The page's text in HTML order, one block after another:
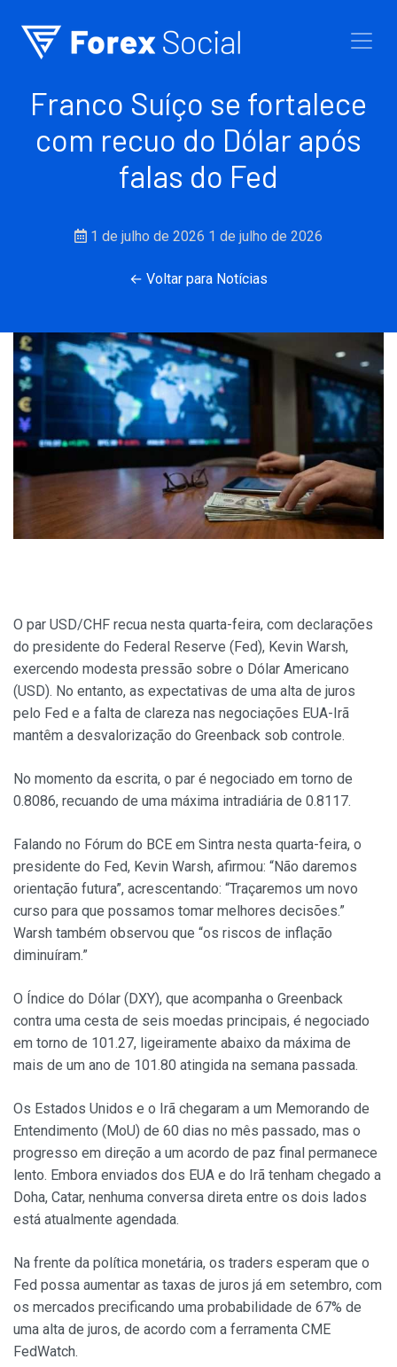
Franco Suíço se fortalece
com recuo do Dólar após
falas do Fed
1 de julho de 2026 1 de julho de 2026
← Voltar para Notícias
O par USD/CHF recua nesta quarta-feira, com declarações
do presidente do Federal Reserve (Fed), Kevin Warsh,
exercendo modesta pressão sobre o Dólar Americano
(USD). No entanto, as expectativas de uma alta de juros
pelo Fed e a falta de clareza nas negociações EUA-Irã
mantêm a desvalorização do Greenback sob controle.
No momento da escrita, o par é negociado em torno de
0.8086, recuando de uma máxima intradiária de 0.8117.
Falando no Fórum do BCE em Sintra nesta quarta-feira, o
presidente do Fed, Kevin Warsh, afirmou: “Não daremos
orientação futura”, acrescentando: “Traçaremos um novo
curso para que possamos tomar melhores decisões.”
Warsh também observou que “os riscos de inflação
diminuíram.”
O Índice do Dólar (DXY), que acompanha o Greenback
contra uma cesta de seis moedas principais, é negociado
em torno de 101.27, ligeiramente abaixo da máxima de
mais de um ano de 101.80 atingida na semana passada.
Os Estados Unidos e o Irã chegaram a um Memorando de
Entendimento (MoU) de 60 dias no mês passado, mas o
progresso em direção a um acordo de paz final permanece
lento. Embora enviados dos EUA e do Irã tenham chegado a
Doha, Catar, nenhuma conversa direta entre os dois lados
está atualmente agendada.
Na frente da política monetária, os traders esperam que o
Fed possa aumentar as taxas de juros já em setembro, com
os mercados precificando uma probabilidade de 67% de
uma alta de juros, de acordo com a ferramenta CME
FedWatch.